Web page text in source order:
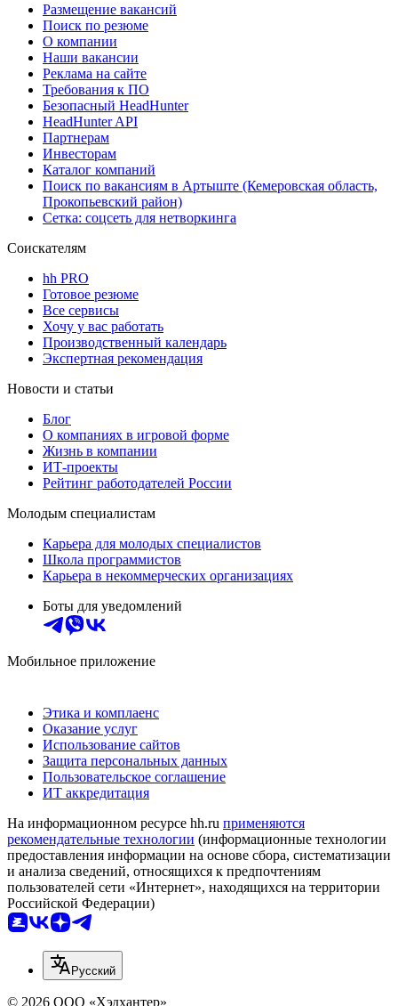
Размещение вакансий
Поиск по резюме
О компании
Наши вакансии
Реклама на сайте
Требования к ПО
Безопасный HeadHunter
HeadHunter API
Партнерам
Инвесторам
Каталог компаний
Поиск по вакансиям в Артыште (Кемеровская область,
Прокопьевский район)
Сетка: соцсеть для нетворкинга
Соискателям
hh PRO
Готовое резюме
Все сервисы
Хочу у вас работать
Производственный календарь
Экспертная рекомендация
Новости и статьи
Блог
О компаниях в игровой форме
Жизнь в компании
ИТ-проекты
Рейтинг работодателей России
Молодым специалистам
Карьера для молодых специалистов
Школа программистов
Карьера в некоммерческих организациях
Боты для уведомлений
Мобильное приложение
Этика и комплаенс
Оказание услуг
Использование сайтов
Защита персональных данных
Пользовательское соглашение
ИТ аккредитация
На информационном ресурсе hh.ru применяются
рекомендательные технологии (информационные технологии
предоставления информации на основе сбора, систематизации
и анализа сведений, относящихся к предпочтениям
пользователей сети «Интернет», находящихся на территории
Российской Федерации)
Русский
© 2026 ООО «Хэдхантер»